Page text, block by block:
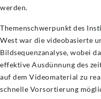
werden.
Themenschwerpunkt des
West war die videobasierte
Bildsequenzanalyse, wobei
effektive Ausdünnung des
auf dem Videomaterial zu
schnelle Vorsortierung